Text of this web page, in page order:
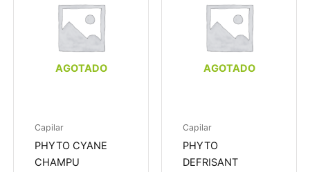
AGOTADO
Capilar
PHYTO CYANE
CHAMPU
AGOTADO
Capilar
PHYTO
DEFRISANT